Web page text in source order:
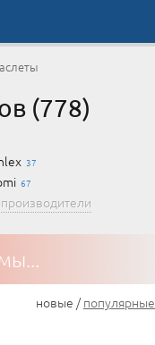
(778)
37
67
новые /популярные